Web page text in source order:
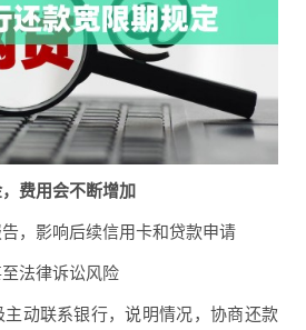
费用会不断增加
，影响后续信用卡和贷款申请
法律诉讼风险
动联系银行，说明情况，协商还款